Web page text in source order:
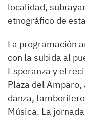
localidad,
etnográfico de
La programación
con la subida al
Esperanza y el
Plaza del
danza,
Música. La